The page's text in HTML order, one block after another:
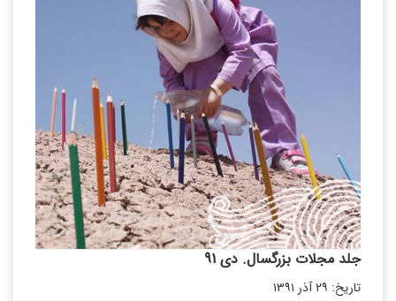
جلد مجلات بزرگسال. دی 91
تاریخ: ۲۹ آذر ۱۳۹۱